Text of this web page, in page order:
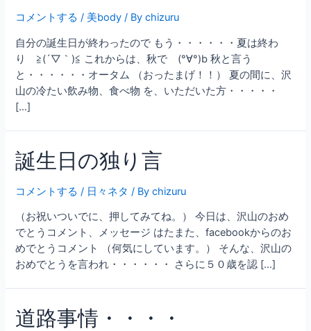
コメントする / 美body / Bychizuru
自分の誕生日が終わったので もう・・・・・・夏は終わ
り ≧(´▽｀)≦ これからは、秋で (°∀°)b 秋と言う
と・・・・・・オータム （おったまげ！！） 夏の間に、沢
山の冷たい飲み物、食べ物 を、いただいた方・・・・・
[…]
誕生日の独り言
コメントする / 日々ネタ / Bychizuru
（お祝いついでに、押してみてね。） 今日は、沢山のおめ
でとうコメント、メッセージ はたまた、facebookからのお
めでとうコメント （何気にしています。） そんな、沢山の
おめでとうを言われ・・・・・・ さらに５０歳を認 […]
道路事情・・・・